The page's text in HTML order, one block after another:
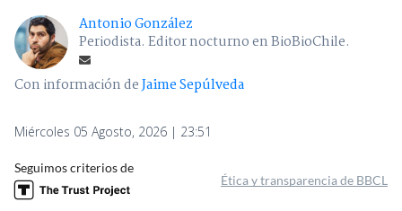
Antonio González
Periodista. Editor nocturno en BioBioChile.
Con información deJaime Sepúlveda
Miércoles 05 Agosto, 2026 | 23:51
Seguimos criterios de
Ética y transparencia de BBCL